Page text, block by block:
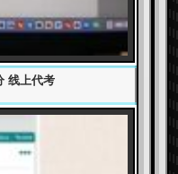
线上代考